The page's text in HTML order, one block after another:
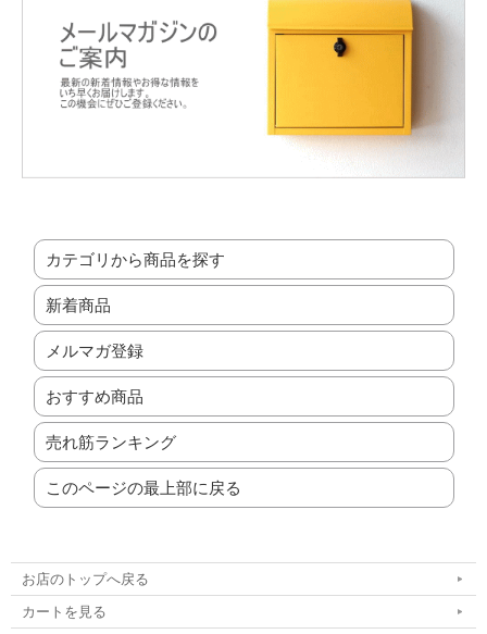
カテゴリから商品を探す
新着商品
メルマガ登録
おすすめ商品
売れ筋ランキング
このページの最上部に戻る
お店のトップへ戻る
カートを見る